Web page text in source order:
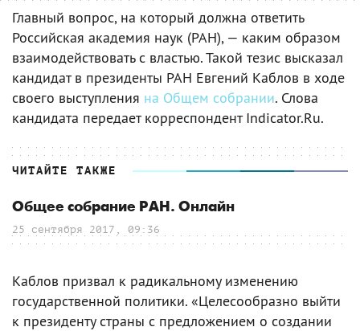
Главный вопрос, на который должна ответить
Российская академия наук (РАН), — каким образом
взаимодействовать с властью. Такой тезис высказал
кандидат в президенты РАН Евгений Каблов в ходе
своего выступления на Общем собрании. Слова
кандидата передает корреспондент Indicator.Ru.
ЧИТАЙТЕ ТАКЖЕ
Общее собрание РАН. Онлайн
25 сентября 2017, 09:36
Каблов призвал к радикальному изменению
государственной политики. «Целесообразно выйти
к президенту страны с предложением о создании